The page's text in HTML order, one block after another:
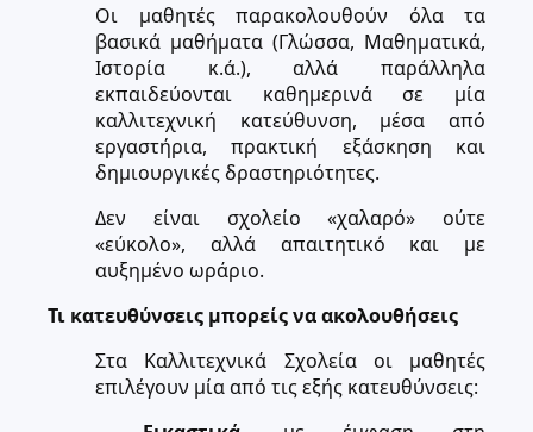
Οι μαθητές παρακολουθούν όλα τα
βασικά μαθήματα (Γλώσσα, Μαθηματικά,
Ιστορία κ.ά.), αλλά παράλληλα
εκπαιδεύονται καθημερινά σε μία
καλλιτεχνική κατεύθυνση, μέσα από
εργαστήρια, πρακτική εξάσκηση και
δημιουργικές δραστηριότητες.
Δεν είναι σχολείο «χαλαρό» ούτε
«εύκολο», αλλά απαιτητικό και με
αυξημένο ωράριο.
Τι κατευθύνσεις μπορείς να ακολουθήσεις
Στα Καλλιτεχνικά Σχολεία οι μαθητές
επιλέγουν μία από τις εξής κατευθύνσεις: